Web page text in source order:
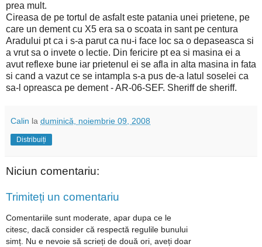
prea mult.
Cireasa de pe tortul de asfalt este patania unei prietene, pe
care un dement cu X5 era sa o scoata in sant pe centura
Aradului pt ca i s-a parut ca nu-i face loc sa o depaseasca si
a vrut sa o invete o lectie. Din fericire pt ea si masina ei a
avut reflexe bune iar prietenul ei se afla in alta masina in fata
si cand a vazut ce se intampla s-a pus de-a latul soselei ca
sa-l opreasca pe dement - AR-06-SEF. Sheriff de sheriff.
Calin la duminică, noiembrie 09, 2008
Distribuiți
Niciun comentariu:
Trimiteți un comentariu
Comentariile sunt moderate, apar dupa ce le
citesc, dacă consider că respectă regulile bunului
simț. Nu e nevoie să scrieți de două ori, aveți doar